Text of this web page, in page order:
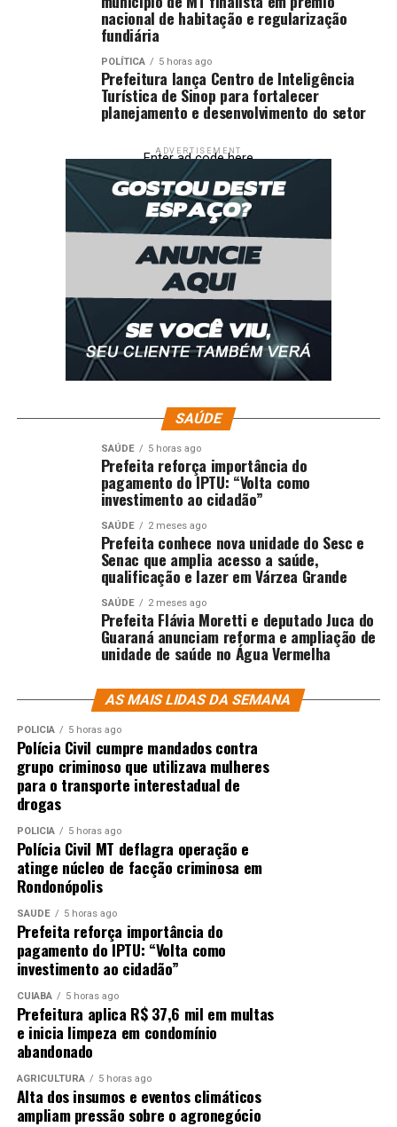
nacional de habitação e regularização
fundiária
POLÍTICA 5 horas ago
Prefeitura lança Centro de Inteligência
Turística de Sinop para fortalecer
planejamento e desenvolvimento do setor
ADVERTISEMENT
Enter ad code here
SAÚDE
SAÚDE 5 horas ago
Prefeita reforça importância do
pagamento do IPTU: “Volta como
investimento ao cidadão”
SAÚDE 2 meses ago
Prefeita conhece nova unidade do Sesc e
Senac que amplia acesso a saúde,
qualificação e lazer em Várzea Grande
SAÚDE 2 meses ago
Prefeita Flávia Moretti e deputado Juca do
Guaraná anunciam reforma e ampliação de
unidade de saúde no Água Vermelha
AS MAIS LIDAS DA SEMANA
POLÍCIA 5 horas ago
Polícia Civil cumpre mandados contra
grupo criminoso que utilizava mulheres
para o transporte interestadual de
drogas
POLÍCIA 5 horas ago
Polícia Civil MT deflagra operação e
atinge núcleo de facção criminosa em
Rondonópolis
SAÚDE 5 horas ago
Prefeita reforça importância do
pagamento do IPTU: “Volta como
investimento ao cidadão”
CUIABÁ 5 horas ago
Prefeitura aplica R$ 37,6 mil em multas
e inicia limpeza em condomínio
abandonado
AGRICULTURA 5 horas ago
Alta dos insumos e eventos climáticos
ampliam pressão sobre o agronegócio